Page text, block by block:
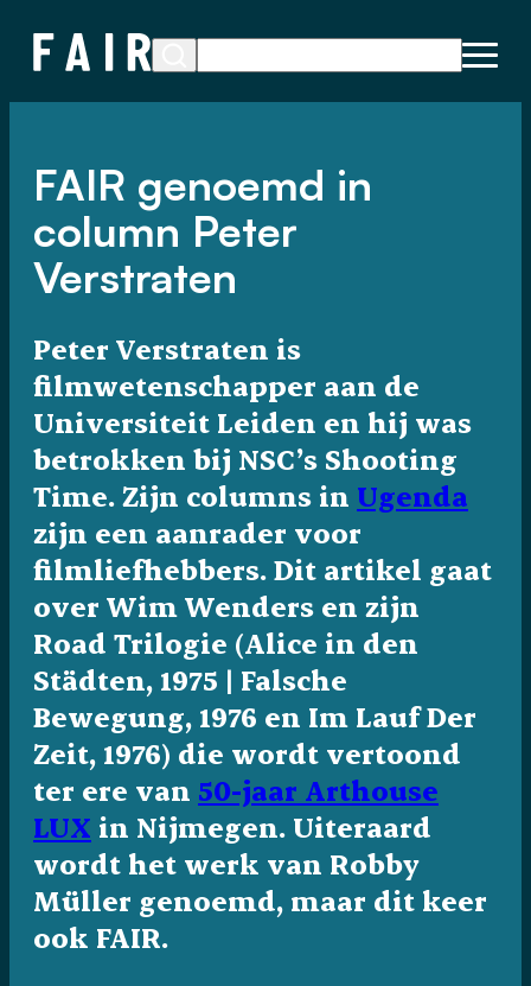
FAIR genoemd in
column Peter
Verstraten
Peter Verstraten is
filmwetenschapper aan de
Universiteit Leiden en hij was
betrokken bij NSC’s Shooting
Time. Zijn columns in Ugenda
zijn een aanrader voor
filmliefhebbers. Dit artikel gaat
over Wim Wenders en zijn
Road Trilogie (Alice in den
Städten, 1975 | Falsche
Bewegung, 1976 en Im Lauf Der
Zeit, 1976) die wordt vertoond
ter ere van 50-jaar Arthouse
LUX in Nijmegen. Uiteraard
wordt het werk van Robby
Müller genoemd, maar dit keer
ook FAIR.